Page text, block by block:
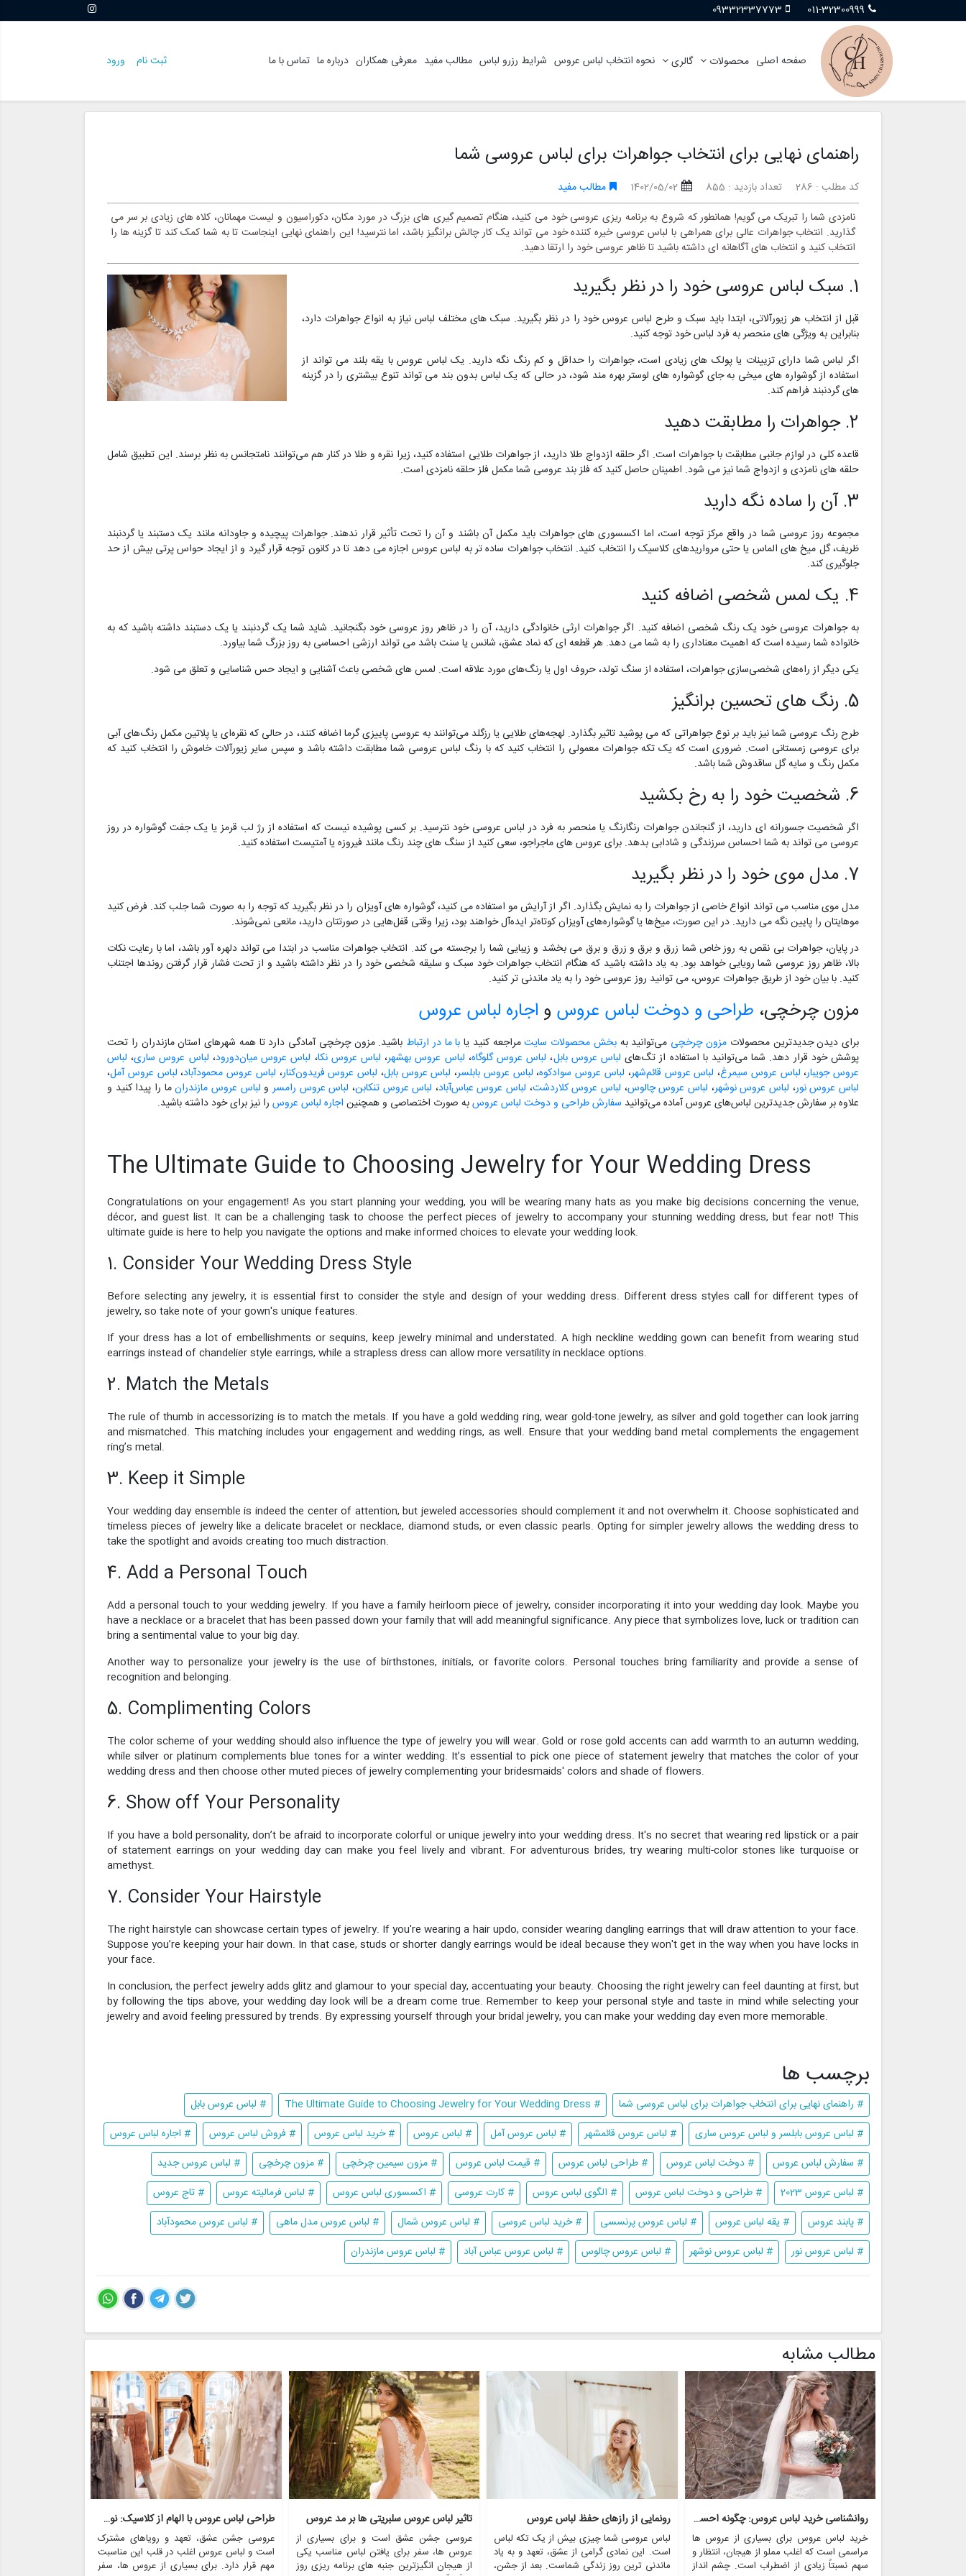
011-32300999
09332337773
ثبت نام ورود صفحه اصلی محصولات گالری نحوه انتخاب لباس عروس شرایط رزرو لباس مطالب مفید معرفی همکاران درباره ما تماس با ما
راهنمای نهایی برای انتخاب جواهرات برای لباس عروسی شما
کد مطلب : 286 تعداد بازدید : 855 1402/05/02
مطالب مفید
نامزدی شما را تبریک می گویم! همانطور که شروع به برنامه ریزی عروسی خود می کنید، هنگام تصمیم گیری های بزرگ در مورد مکان، دکوراسیون و لیست مهمانان، کلاه های زیادی بر سر می
گذارید. انتخاب جواهرات عالی برای همراهی با لباس عروسی خیره کننده خود می تواند یک کار چالش برانگیز باشد، اما نترسید! این راهنمای نهایی اینجاست تا به شما کمک کند تا گزینه ها را
انتخاب کنید و انتخاب های آگاهانه ای داشته باشید تا ظاهر عروسی خود را ارتقا دهید.
1. سبک لباس عروسی خود را در نظر بگیرید
قبل از انتخاب هر زیورآلاتی، ابتدا باید سبک و طرح لباس عروس خود را در نظر بگیرید. سبک های مختلف لباس نیاز به انواع جواهرات دارد،
بنابراین به ویژگی های منحصر به فرد لباس خود توجه کنید.
اگر لباس شما دارای تزیینات یا پولک های زیادی است، جواهرات را حداقل و کم رنگ نگه دارید. یک لباس عروس با یقه بلند می تواند از
استفاده از گوشواره های میخی به جای گوشواره های لوستر بهره مند شود، در حالی که یک لباس بدون بند می تواند تنوع بیشتری را در گزینه
های گردنبند فراهم کند.
2. جواهرات را مطابقت دهید
قاعده کلی در لوازم جانبی مطابقت با جواهرات است. اگر حلقه ازدواج طلا دارید، از جواهرات طلایی استفاده کنید، زیرا نقره و طلا در کنار هم می‌توانند نامتجانس به نظر برسند. این تطبیق شامل
حلقه های نامزدی و ازدواج شما نیز می شود. اطمینان حاصل کنید که فلز بند عروسی شما مکمل فلز حلقه نامزدی است.
3. آن را ساده نگه دارید
مجموعه روز عروسی شما در واقع مرکز توجه است، اما اکسسوری های جواهرات باید مکمل آن باشند و آن را تحت تأثیر قرار ندهند. جواهرات پیچیده و جاودانه مانند یک دستبند یا گردنبند
ظریف، گل میخ های الماس یا حتی مرواریدهای کلاسیک را انتخاب کنید. انتخاب جواهرات ساده تر به لباس عروس اجازه می دهد تا در کانون توجه قرار گیرد و از ایجاد حواس پرتی بیش از حد
جلوگیری کند.
4. یک لمس شخصی اضافه کنید
به جواهرات عروسی خود یک رنگ شخصی اضافه کنید. اگر جواهرات ارثی خانوادگی دارید، آن را در ظاهر روز عروسی خود بگنجانید. شاید شما یک گردنبند یا یک دستبند داشته باشید که به
خانواده شما رسیده است که اهمیت معناداری را به شما می دهد. هر قطعه ای که نماد عشق، شانس یا سنت باشد می تواند ارزشی احساسی به روز بزرگ شما بیاورد.
یکی دیگر از راه‌های شخصی‌سازی جواهرات، استفاده از سنگ تولد، حروف اول یا رنگ‌های مورد علاقه است. لمس های شخصی باعث آشنایی و ایجاد حس شناسایی و تعلق می شود.
5. رنگ های تحسین برانگیز
طرح رنگ عروسی شما نیز باید بر نوع جواهراتی که می پوشید تاثیر بگذارد. لهجه‌های طلایی یا رزگلد می‌توانند به عروسی پاییزی گرما اضافه کنند، در حالی که نقره‌ای یا پلاتین مکمل رنگ‌های آبی
برای عروسی زمستانی است. ضروری است که یک تکه جواهرات معمولی را انتخاب کنید که با رنگ لباس عروسی شما مطابقت داشته باشد و سپس سایر زیورآلات خاموش را انتخاب کنید که
مکمل رنگ و سایه گل ساقدوش شما باشد.
6. شخصیت خود را به رخ بکشید
اگر شخصیت جسورانه ای دارید، از گنجاندن جواهرات رنگارنگ یا منحصر به فرد در لباس عروسی خود نترسید. بر کسی پوشیده نیست که استفاده از رژ لب قرمز یا یک جفت گوشواره در روز
عروسی می تواند به شما احساس سرزندگی و شادابی بدهد. برای عروس های ماجراجو، سعی کنید از سنگ های چند رنگ مانند فیروزه یا آمتیست استفاده کنید.
7. مدل موی خود را در نظر بگیرید
مدل موی مناسب می تواند انواع خاصی از جواهرات را به نمایش بگذارد. اگر از آرایش مو استفاده می کنید، گوشواره های آویزان را در نظر بگیرید که توجه را به صورت شما جلب کند. فرض کنید
موهایتان را پایین نگه می دارید. در این صورت، میخ‌ها یا گوشواره‌های آویزان کوتاه‌تر ایده‌آل خواهند بود، زیرا وقتی قفل‌هایی در صورتتان دارید، مانعی نمی‌شوند.
در پایان، جواهرات بی نقص به روز خاص شما زرق و برق و زرق و برق می بخشد و زیبایی شما را برجسته می کند. انتخاب جواهرات مناسب در ابتدا می تواند دلهره آور باشد، اما با رعایت نکات
بالا، ظاهر روز عروسی شما رویایی خواهد بود. به یاد داشته باشید که هنگام انتخاب جواهرات خود سبک و سلیقه شخصی خود را در نظر داشته باشید و از تحت فشار قرار گرفتن روندها اجتناب
کنید. با بیان خود از طریق جواهرات عروس، می توانید روز عروسی خود را به یاد ماندنی تر کنید.
مزون چرخچی، طراحی و دوخت لباس عروس و اجاره لباس عروس
برای دیدن جدیدترین محصولات مزون چرخچی می‌توانید بهبخش محصولات سایتمراجعه کنید یا با ما در ارتباط باشید. مزون چرخچی آمادگی دارد تا همه شهرهای استان مازندران را تحت
پوشش خود قرار دهد. شما می‌توانید با استفاده از تگ‌های لباس عروس بابل، لباس عروس گلوگاه، لباس عروس بهشهر، لباس عروس نکا، لباس عروس میان‌دورود، لباس عروس ساری، لباس
عروس جویبار، لباس عروس سیمرغ، لباس عروس قائم‌شهر، لباس عروس سوادکوه، لباس عروس بابلسر، لباس عروس بابل، لباس عروس فریدون‌کنار، لباس عروس محمودآباد، لباس عروس آمل،
لباس عروس نور، لباس عروس نوشهر، لباس عروس چالوس، لباس عروس کلاردشت، لباس عروس عباس‌آباد، لباس عروس تنکابن، لباس عروس رامسرو لباس عروس مازندرانما را پیدا کنید و
علاوه بر سفارش جدیدترین لباس‌های عروس آماده می‌توانید سفارش طراحی و دوخت لباس عروسبه صورت اختصاصی و همچنین اجاره لباس عروس را نیز برای خود داشته باشید.
The Ultimate Guide to Choosing Jewelry for Your Wedding Dress
Congratulations on your engagement! As you start planning your wedding, you will be wearing many hats as you make big decisions concerning the venue,
décor, and guest list. It can be a challenging task to choose the perfect pieces of jewelry to accompany your stunning wedding dress, but fear not! This
ultimate guide is here to help you navigate the options and make informed choices to elevate your wedding look.
1. Consider Your Wedding Dress Style
Before selecting any jewelry, it is essential first to consider the style and design of your wedding dress. Different dress styles call for different types of
jewelry, so take note of your gown's unique features.
If your dress has a lot of embellishments or sequins, keep jewelry minimal and understated. A high neckline wedding gown can benefit from wearing stud
earrings instead of chandelier style earrings, while a strapless dress can allow more versatility in necklace options.
2. Match the Metals
The rule of thumb in accessorizing is to match the metals. If you have a gold wedding ring, wear gold-tone jewelry, as silver and gold together can look jarring
and mismatched. This matching includes your engagement and wedding rings, as well. Ensure that your wedding band metal complements the engagement
ring’s metal.
3. Keep it Simple
Your wedding day ensemble is indeed the center of attention, but jeweled accessories should complement it and not overwhelm it. Choose sophisticated and
timeless pieces of jewelry like a delicate bracelet or necklace, diamond studs, or even classic pearls. Opting for simpler jewelry allows the wedding dress to
take the spotlight and avoids creating too much distraction.
4. Add a Personal Touch
Add a personal touch to your wedding jewelry. If you have a family heirloom piece of jewelry, consider incorporating it into your wedding day look. Maybe you
have a necklace or a bracelet that has been passed down your family that will add meaningful significance. Any piece that symbolizes love, luck or tradition can
bring a sentimental value to your big day.
Another way to personalize your jewelry is the use of birthstones, initials, or favorite colors. Personal touches bring familiarity and provide a sense of
recognition and belonging.
5. Complimenting Colors
The color scheme of your wedding should also influence the type of jewelry you will wear. Gold or rose gold accents can add warmth to an autumn wedding,
while silver or platinum complements blue tones for a winter wedding. It’s essential to pick one piece of statement jewelry that matches the color of your
wedding dress and then choose other muted pieces of jewelry complementing your bridesmaids' colors and shade of flowers.
6. Show off Your Personality
If you have a bold personality, don’t be afraid to incorporate colorful or unique jewelry into your wedding dress. It's no secret that wearing red lipstick or a pair
of statement earrings on your wedding day can make you feel lively and vibrant. For adventurous brides, try wearing multi-color stones like turquoise or
amethyst.
7. Consider Your Hairstyle
The right hairstyle can showcase certain types of jewelry. If you're wearing a hair updo, consider wearing dangling earrings that will draw attention to your face.
Suppose you’re keeping your hair down. In that case, studs or shorter dangly earrings would be ideal because they won't get in the way when you have locks in
your face.
In conclusion, the perfect jewelry adds glitz and glamour to your special day, accentuating your beauty. Choosing the right jewelry can feel daunting at first, but
by following the tips above, your wedding day look will be a dream come true. Remember to keep your personal style and taste in mind while selecting your
jewelry and avoid feeling pressured by trends. By expressing yourself through your bridal jewelry, you can make your wedding day even more memorable.
برچسب ها
# راهنمای نهایی برای انتخاب جواهرات برای لباس عروسی شما # The Ultimate Guide to Choosing Jewelry for Your Wedding Dress
# لباس عروس بابل
# لباس عروس بابلسر و لباس عروس ساری
# لباس عروس قائمشهر # لباس عروس آمل # لباس عروس # خرید لباس عروس # فروش لباس عروس
# اجاره لباس عروس
# سفارش لباس عروس
# دوخت لباس عروس # طراحی لباس عروس # قیمت لباس عروس # مزون سیمین چرخچی # مزون چرخچی
# لباس عروس جدید
# لباس عروس 2023
# طراحی و دوخت لباس عروس # الگوی لباس عروس # کارت عروسی # اکسسوری لباس عروس # لباس فرمالیته عروس
# تاج عروس
# پابند عروس
# یقه لباس عروس # لباس عروس پرنسسی # خرید لباس عروسی # لباس عروس شمال # لباس عروس مدل ماهی
# لباس عروس محمودآباد
# لباس عروس نور
# لباس عروس نوشهر # لباس عروس چالوس # لباس عروس عباس آباد # لباس عروس مازندران
مطالب مشابه
روانشناسی خرید لباس عروس: چگونه احساسات بر تصمیم گیری تأثیر می گذارد
خرید لباس عروس برای بسیاری از عروس ها
مراسمی است که اغلب مملو از هیجان، انتظار و
سهم نسبتاً زیادی از اضطراب است. چشم انداز
رونمایی از رازهای حفظ لباس عروس
لباس عروسی شما چیزی بیش از یک تکه لباس
است. این نمادی گرامی از عشق، تعهد و به یاد
ماندنی ترین روز زندگی شماست. بعد از جشن،
تاثیر لباس عروس سلبریتی ها بر مد عروس
عروسی جشن عشق است و برای بسیاری از
عروس ها، سفر برای یافتن لباس مناسب یکی
از هیجان انگیزترین جنبه های برنامه ریزی روز
طراحی لباس عروس با الهام از کلاسیک: نوستالژی با مدرنیته روبرو می شود
عروسی جشن عشق، تعهد و رویاهای مشترک
است و لباس عروس اغلب در قلب این مناسبت
مهم قرار دارد. برای بسیاری از عروس ها، سفر